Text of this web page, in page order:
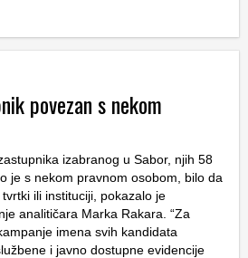
povezan s nekom
izabranog u Sabor, njih 58
je s nekom pravnom osobom, bilo da
ili instituciji, pokazalo je
analitičara Marka Rakara. “Za
imena svih kandidata
i javno dostupne evidencije